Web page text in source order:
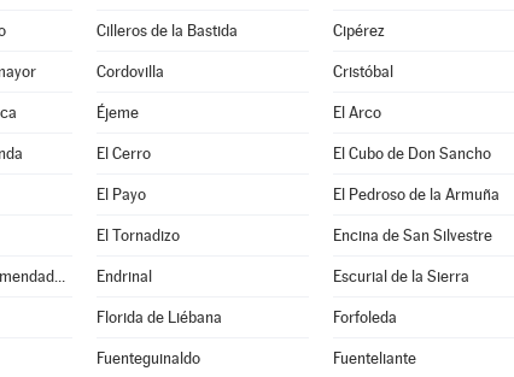
Cilleros de la Bastida Cipérez
Cordovilla Cristóbal
Éjeme El Arco
El Cerro El Cubo de Don Sancho
El Payo El Pedroso de la Armuña
El Tornadizo Encina de San Silvestre
Encinasola de los Comendadores Endrinal Escurial de la Sierra
Florida de Liébana Forfoleda
Fuenteguinaldo Fuenteliante